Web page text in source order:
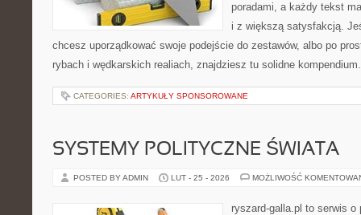
poradami, a każdy tekst
i z większą satysfakcją.
chcesz uporządkować swoje podejście do zestawów, albo po
rybach i wędkarskich realiach, znajdziesz tu solidne
CATEGORIES: ARTYKUŁY SPONSOROWANE
SYSTEMY POLITYCZNE ŚWIATA
POSTED BY ADMIN LUT - 25 - 2026 MOŻLIWOŚĆ
ryszard-galla.pl to serwis